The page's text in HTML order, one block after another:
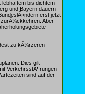
bis dichtem
und Bayern dauern
erst jetzt
zurÃ¼ckkehren. Aber
zu kÃ¼rzeren
Dies gilt
VerkehrsstÃ¶rungen
sind auf der